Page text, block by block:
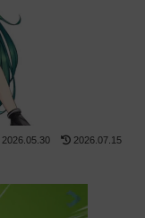
2026.05.30 2026.07.15